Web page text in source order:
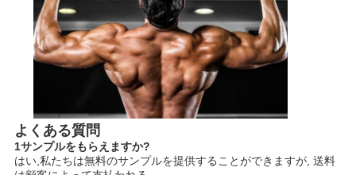
よくある質問
1サンプルをもらえますか?
はい,私たちは無料のサンプルを提供することができますが, 送料